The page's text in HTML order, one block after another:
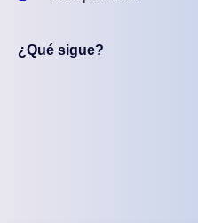
¿Qué sigue?